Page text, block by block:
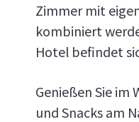
Zimmer mit
kombiniert
Hotel befindet
Genießen Sie im
und Snacks am